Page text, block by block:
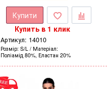
Купити
Купить в 1 клик
Артикул: 14010
Розмір S/L
Матеріал
Поліамід 80%, Еластан 20%